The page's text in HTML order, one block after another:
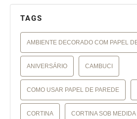
TAGS
AMBIENTE DECORADO COM PAPEL
ANIVERSÁRIO CAMBUCI
COMO USAR PAPEL DE PAREDE
CORTINA CORTINA SOB MEDIDA